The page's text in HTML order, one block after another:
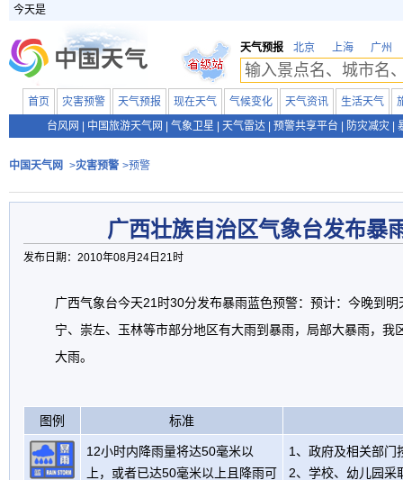
今天是
天气预报 北京 上海 广州
首页 灾害预警 天气预报 现在天气 气候变化 天气资讯 生活天气
台风网
中国旅游天气网 气象卫星 天气雷达 预警共享平台 防灾减灾
中国天气网 >灾害预警 >预警
广西壮族自治区气象台发布暴
发布日期：2010年08月24日21时
广西气象台今天21时30分发布暴雨蓝色预警：预计：今晚到
宁、崇左、玉林等市部分地区有大雨到暴雨，局部大暴雨，我
大雨。
图例 标准
12小时内降雨量将达50毫米以
上，或者已达50毫米以上且降雨可
1、政府及相关部门
2、学校、幼儿园采